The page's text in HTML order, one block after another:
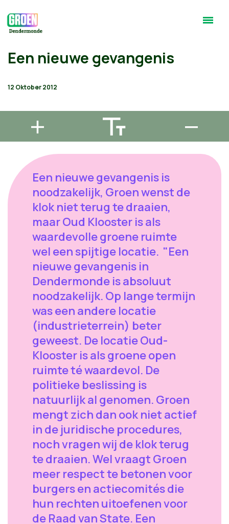
Een nieuwe gevangenis
12 Oktober 2012
Een nieuwe gevangenis is
noodzakelijk, Groen wenst de
klok niet terug te draaien,
maar Oud Klooster is als
waardevolle groene ruimte
wel een spijtige locatie. "Een
nieuwe gevangenis in
Dendermonde is absoluut
noodzakelijk. Op lange termijn
was een andere locatie
(industrieterrein) beter
geweest. De locatie Oud-
Klooster is als groene open
ruimte té waardevol. De
politieke beslissing is
natuurlijk al genomen. Groen
mengt zich dan ook niet actief
in de juridische procedures,
noch vragen wij de klok terug
te draaien. Wel vraagt Groen
meer respect te betonen voor
burgers en actiecomités die
hun rechten uitoefenen voor
de Raad van State. Een